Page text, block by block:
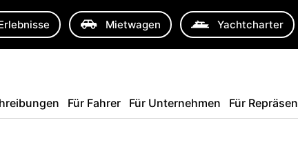
Mietwagen Yachtcharter
Für Fahrer Für Unternehmen Für